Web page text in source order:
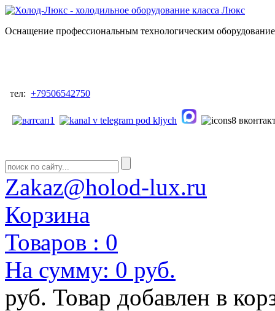
Оснащение профессиональным технологическим
тел: +79506542750
Zakaz@holod-lux.ru
Корзина
Товаров : 0
На сумму: 0 руб.
руб. Товар добавлен в